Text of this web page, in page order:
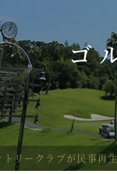
ゴ
トリークラブが民事再